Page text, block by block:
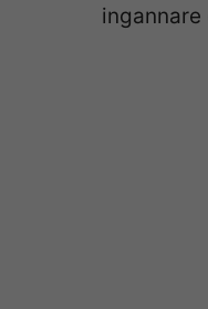
ingannare